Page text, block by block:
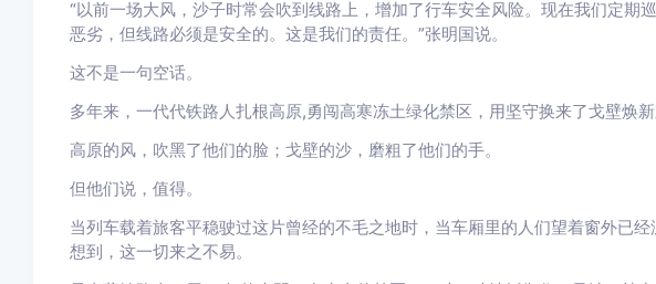
“以前一场大风，沙子时常会吹到线路上，增加了行车安全风险。现在我们定期
恶劣，但线路必须是安全的。这是我们的责任。”张明国说。
这不是一句空话。
多年来，一代代铁路人扎根高原,勇闯高寒冻土绿化禁区，用坚守换来了戈壁焕新
高原的风，吹黑了他们的脸；戈壁的沙，磨粗了他们的手。
但他们说，值得。
当列车载着旅客平稳驶过这片曾经的不毛之地时，当车厢里的人们望着窗外已
想到，这一切来之不易。